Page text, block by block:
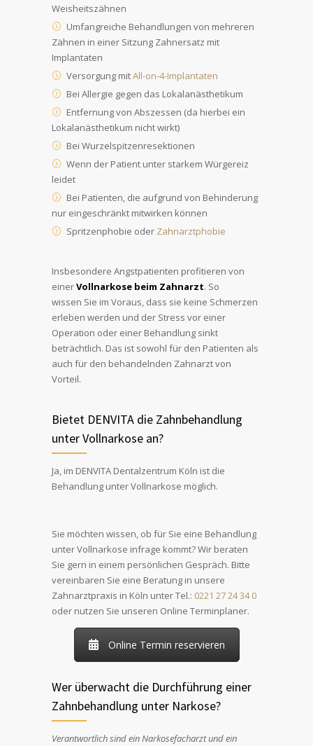
Weisheitszähnen
Umfangreiche Behandlungen von mehreren
Zähnen in einer Sitzung Zahnersatz mit
Implantaten
Versorgung mitAll-on-4-Implantaten
Bei Allergie gegen das Lokalanästhetikum
Entfernung von Abszessen (da hierbei ein
Lokalanästhetikum nicht wirkt)
Bei Wurzelspitzenresektionen
Wenn der Patient unter starkem Würgereiz
leidet
Bei Patienten, die aufgrund von Behinderung
nur eingeschränkt mitwirken können
Spritzenphobie oder Zahnarztphobie
Insbesondere Angstpatienten profitieren von
einerVollnarkose beim Zahnarzt. So
wissen Sie im Voraus, dass sie keine Schmerzen
erleben werden und der Stress vor einer
Operation oder einer Behandlung sinkt
beträchtlich. Das ist sowohl für den Patienten als
auch für den behandelnden Zahnarzt von
Vorteil.
Bietet DENVITA die Zahnbehandlung
unter Vollnarkose an?
Ja, im DENVITA Dentalzentrum Köln ist die
Behandlung unter Vollnarkose möglich.
Sie möchten wissen, ob für Sie eine Behandlung
unter Vollnarkose infrage kommt? Wir beraten
Sie gern in einem persönlichen Gespräch. Bitte
vereinbaren Sie eine Beratung in unsere
Zahnarztpraxis in Köln unter Tel.: 0221 27 24 34 0
oder nutzen Sie unseren Online Terminplaner.
Online Termin reservieren
Wer überwacht die Durchführung einer
Zahnbehandlung unter Narkose?
Verantwortlich sind ein Narkosefacharzt und ein